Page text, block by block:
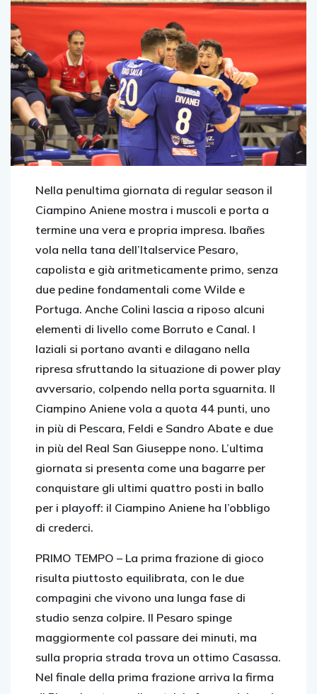
Ciampino Aniene mostra i muscoli e porta a
termine una vera e propria impresa. Ibañes
vola nella tana dell’Italservice Pesaro,
capolista e già aritmeticamente primo, senza
due pedine fondamentali come Wilde e
Portuga. Anche Colini lascia a riposo alcuni
elementi di livello come Borruto e Canal. I
laziali si portano avanti e dilagano nella
ripresa sfruttando la situazione di power play
avversario, colpendo nella porta sguarnita. Il
Ciampino Aniene vola a quota 44 punti, uno
in più di Pescara, Feldi e Sandro Abate e due
in più del Real San Giuseppe nono. L’ultima
giornata si presenta come una bagarre per
conquistare gli ultimi quattro posti in ballo
per i playoff: il Ciampino Aniene ha l’obbligo
di crederci.
risulta piuttosto equilibrata, con le due
compagini che vivono una lunga fase di
studio senza colpire. Il Pesaro spinge
maggiormente col passare dei minuti, ma
sulla propria strada trova un ottimo Casassa.
Nel finale della prima frazione arriva la firma
di Pina che stappa il match in favore dei suoi.